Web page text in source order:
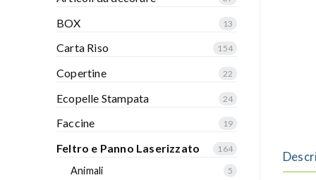
BOX 13
Carta Riso 154
Copertine 22
Ecopelle Stampata 24
Faccine 19
Feltro e Panno Laserizzato 164
Animali 5